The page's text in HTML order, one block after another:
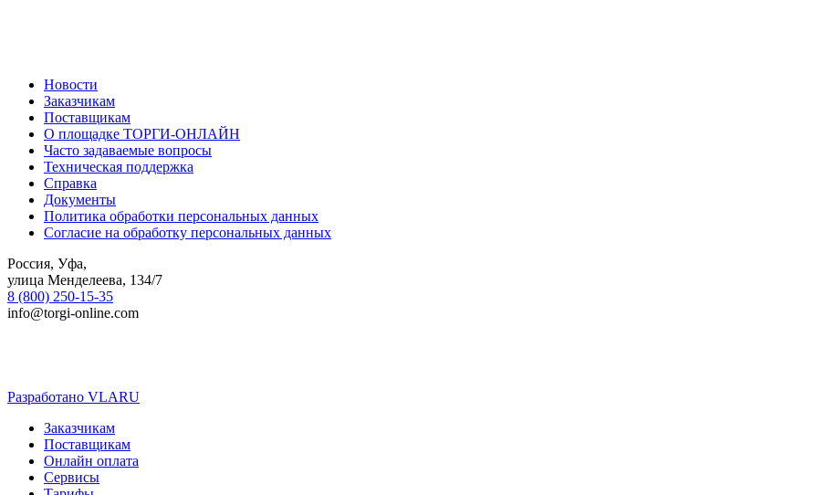
Новости
Заказчикам
Поставщикам
О площадке ТОРГИ-ОНЛАЙН
Часто задаваемые вопросы
Техническая поддержка
Справка
Документы
Политика обработки персональных данных
Согласие на обработку персональных данных
Россия, Уфа,
улица Менделеева, 134/7
8 (800) 250-15-35
info@torgi-online.com
Разработано VLARU
Close
Menu
Заказчикам
Поставщикам
Онлайн оплата
Сервисы